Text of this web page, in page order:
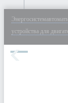
устройства для